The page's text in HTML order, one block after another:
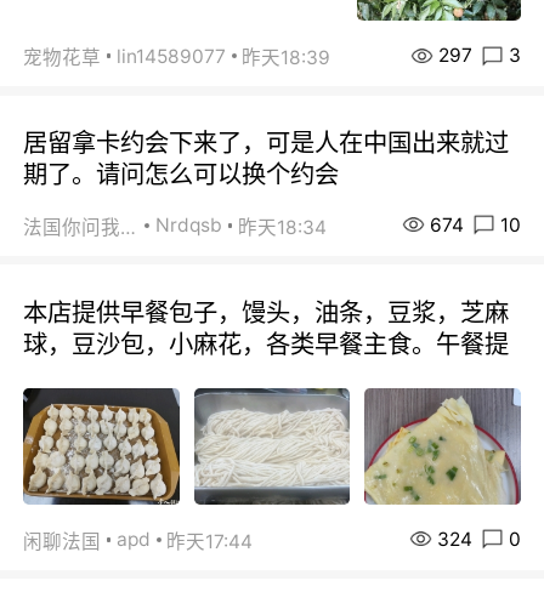
宠物花草 lin14589077 昨天18:39 297 3
居留拿卡约会下来了，可是人在中国出来就过
期了。请问怎么可以换个约会
法国你问我答 Nrdqsb 昨天18:34 674 10
本店提供早餐包子，馒头，油条，豆浆，芝麻
球，豆沙包，小麻花，各类早餐主食。午餐提
闲聊法国 apd 昨天17:44 324 0